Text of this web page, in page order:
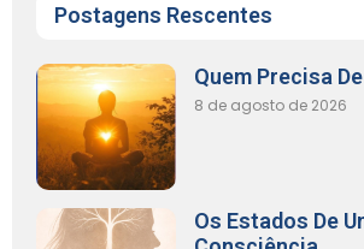
Postagens Rescentes
Quem Precisa
8 de agosto de 2026
Os Estados De